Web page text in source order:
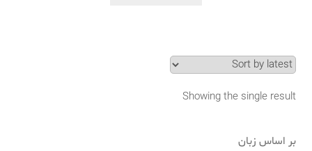
Showing the single result
بر اساس زبان